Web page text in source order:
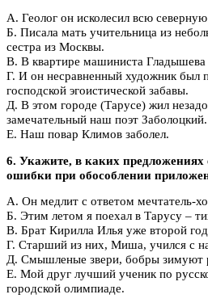
А. Геолог он исколесил всю
Б. Писала мать учительница из
сестра из Москвы.
В. В квартире машиниста
Г. И он несравненный художник был
господской эгоистической забавы.
Д. В этом городе (Тарусе) жил
замечательный наш поэт Заболоцкий.
Е. Наш повар Климов заболел.
6. Укажите, в каких
ошибки при обособлении
А. Он медлит с ответом мечтатель-
Б. Этим летом я поехал в Тарусу –
В. Брат Кирилла Илья уже второй
Г. Старший из них, Миша, учился с
Д. Смышленые звери, бобры зимуют
Е. Мой друг лучший ученик по
городской олимпиаде.